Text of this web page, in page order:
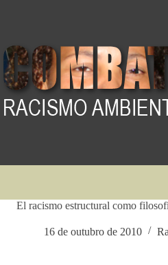
El racismo estructural como
16 de outubro de 2010